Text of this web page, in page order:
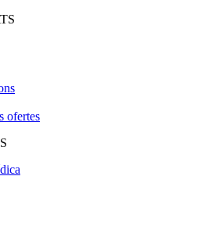
ofertes